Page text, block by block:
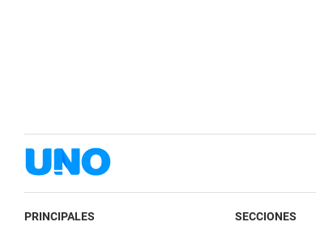
PRINCIPALES SECCIONES